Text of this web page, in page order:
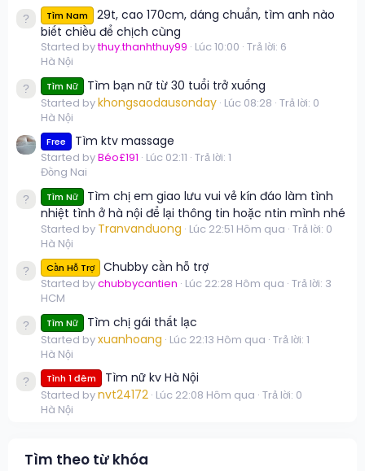
Tìm Nam
29t, cao 170cm, dáng chuẩn, tìm anh nào
biết chiều để chịch cùng
Started bythuy.thanhthuy99 Lúc 10:00 Trả lời: 6
Hà Nội
Tìm Nữ Tìm bạn nữ từ 30 tuổi trở xuống
Started bykhongsaodausonday Lúc 08:28 Trả lời: 0
Hà Nội
Free Tìm ktv massage
Started byBéo£191 Lúc 02:11 Trả lời: 1
Đồng Nai
Tìm Nữ
Tìm chị em giao lưu vui vẻ kín đáo làm tình
nhiệt tình ở hà nội để lại thông tin hoặc ntin mình nhé
Started by Tranvanduong Lúc 22:51 Hôm qua Trả lời: 0
Hà Nội
Cần Hỗ Trợ Chubby cần hỗ trợ
Started bychubbycantien Lúc 22:28 Hôm qua Trả lời: 3
HCM
Tìm Nữ Tìm chị gái thất lạc
Started byxuanhoang Lúc 22:13 Hôm qua Trả lời: 1
Hà Nội
Tình 1 đêm Tìm nữ kv Hà Nội
Started bynvt24172 Lúc 22:08 Hôm qua Trả lời: 0
Hà Nội
Tìm theo từ khóa